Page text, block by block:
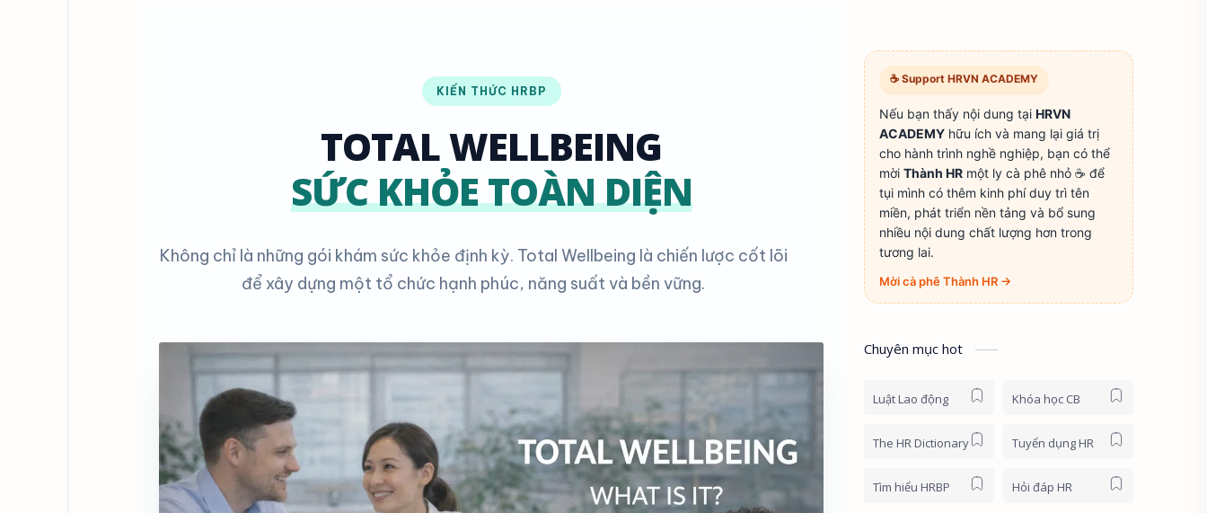
KIẾN THỨC HRBP
TOTAL WELLBEING
SỨC KHỎE TOÀN DIỆN
Không chỉ là những gói khám sức khỏe định kỳ. Total Wellbeing là chiến lược cốt lõi
để xây dựng một tổ chức hạnh phúc, năng suất và bền vững.
☕ Support HRVN ACADEMY
Nếu bạn thấy nội dung tại HRVN
ACADEMY hữu ích và mang lại giá trị
cho hành trình nghề nghiệp, bạn có thể
mời Thành HR một ly cà phê nhỏ ☕ để
tụi mình có thêm kinh phí duy trì tên
miền, phát triển nền tảng và bổ sung
nhiều nội dung chất lượng hơn trong
tương lai.
Mời cà phê Thành HR →
Chuyên mục hot
Luật Lao động Khóa học CB
The HR Dictionary Tuyển dụng HR
Tìm hiểu HRBP Hỏi đáp HR